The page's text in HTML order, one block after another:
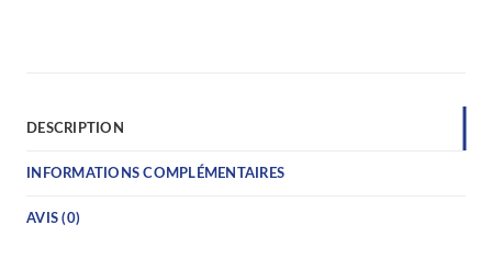
DESCRIPTION
INFORMATIONS COMPLÉMENTAIRES
AVIS (0)